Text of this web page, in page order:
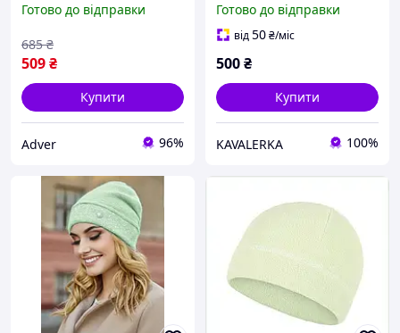
Кольори Хакі Зелений
Seli
Готово до відправки
509₴
685 ₴
Купити
Adver 96%
54 М'ятний 15898
Готово до відправки
від50₴/міс
500₴
Купити
KAVALERKA 100%